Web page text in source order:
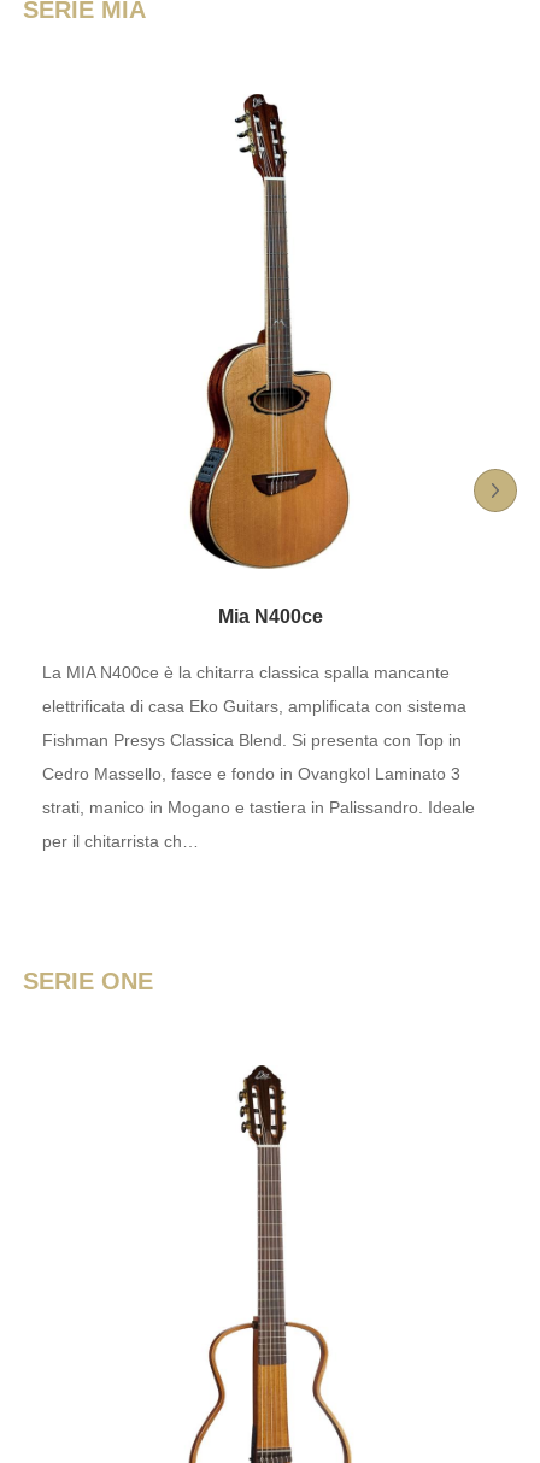
SERIE MIA
Mia N400ce
La MIA N400ce è la chitarra classica spalla mancante
elettrificata di casa Eko Guitars, amplificata con sistema
Fishman Presys Classica Blend. Si presenta con Top in
Cedro Massello, fasce e fondo in Ovangkol Laminato 3
strati, manico in Mogano e tastiera in Palissandro. Ideale
per il chitarrista ch…
SERIE ONE